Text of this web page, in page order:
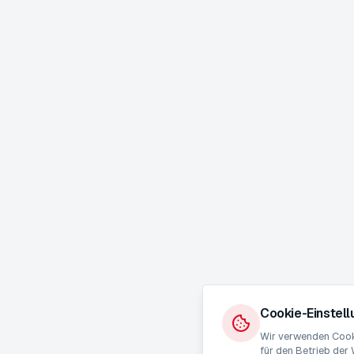
Cookie-
Wir verwenden
für den Betrieb der